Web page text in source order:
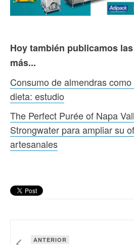
Hoy también publicamos
más...
Consumo de almendras
dieta: estudio
The Perfect Purée of Napa
Strongwater para ampliar su
artesanales
ANTERIOR